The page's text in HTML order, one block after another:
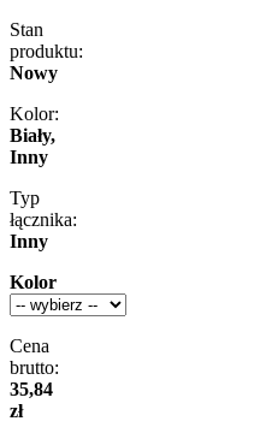
Stan
produktu:
Nowy
Kolor:
Biały,
Inny
Typ
łącznika:
Inny
Kolor
Cena
brutto:
35,84
zł